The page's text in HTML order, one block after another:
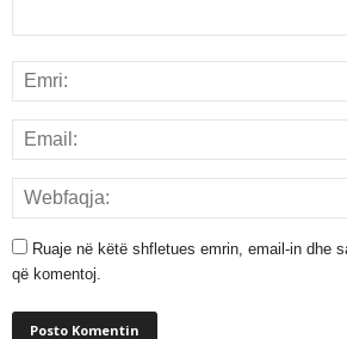
Ruaje në këtë shfletues emrin, email-in dhe
që komentoj.